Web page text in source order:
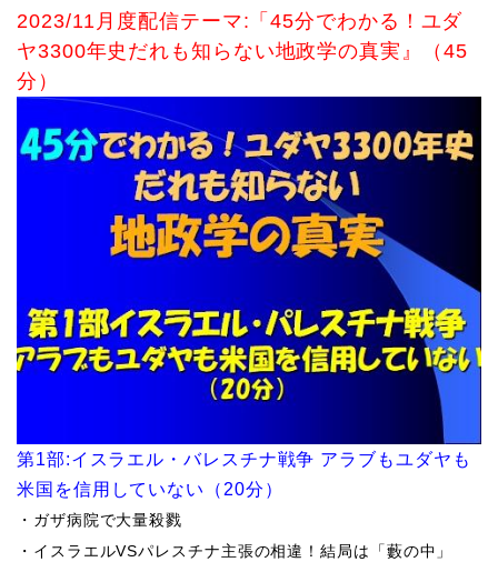
​​​​​2023/11月度配信テーマ:「45分でわかる！ユダ
ヤ3300年史だれも知らない地政学の真実』（45
分）
第1部:イスラエル・バレスチナ戦争 アラブもユダヤも
米国を信用していない（ 20分）
・ガザ病院で大量殺戮
・イスラエルVSパレスチナ主張の相違！結局は「藪の中」